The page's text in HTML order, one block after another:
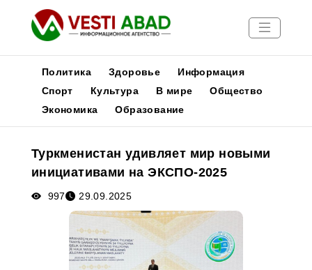
Новости
Медиа
Афиша
Политика Здоровье
Информация
Спорт
Культура В мире
Общество
Экономика
Образование
Туркменистан удивляет мир новыми
инициативами на ЭКСПО-2025
997 29.09.2025